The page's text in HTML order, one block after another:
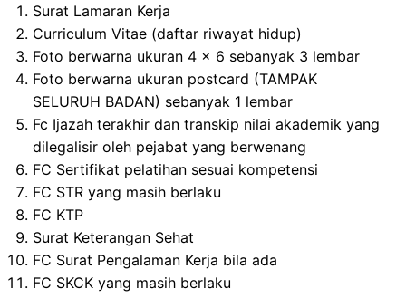
Surat Lamaran Kerja
Curriculum Vitae (daftar riwayat hidup)
Foto berwarna ukuran 4 x 6 sebanyak 3 lembar
Foto berwarna ukuran postcard (TAMPAK
SELURUH BADAN) sebanyak 1 lembar
Fc Ijazah terakhir dan transkip nilai akademik yang
dilegalisir oleh pejabat yang berwenang
FC Sertifikat pelatihan sesuai kompetensi
FC STR yang masih berlaku
FC KTP
Surat Keterangan Sehat
FC Surat Pengalaman Kerja bila ada
FC SKCK yang masih berlaku